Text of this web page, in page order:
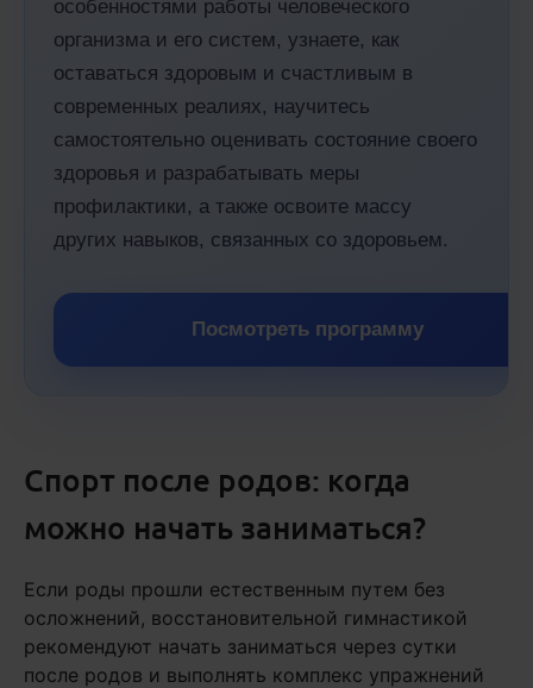
особенностями работы человеческого
организма и его систем, узнаете, как
оставаться здоровым и счастливым в
современных реалиях, научитесь
самостоятельно оценивать состояние своего
здоровья и разрабатывать меры
профилактики, а также освоите массу
других навыков, связанных со здоровьем.
Посмотреть программу
Спорт после родов: когда
можно начать заниматься?
Если роды прошли естественным путем без
осложнений, восстановительной гимнастикой
рекомендуют начать заниматься через сутки
после родов и выполнять комплекс упражнений